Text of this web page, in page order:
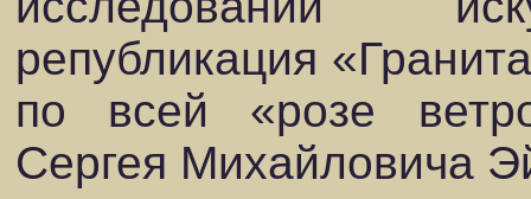
републикация
по всей «розе
Сергея Михайловича